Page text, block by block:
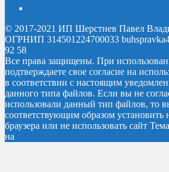
© 2017-2021 ИП Шерстнев Павел
ОГРНИП 314501224700033
92 58
Все права защищены. При
подтверждаете свое согласие на
в соответствии с настоящим
данного типа файлов. Если вы не
использовали данный тип файлов, то
соответствующим образом установить
браузера или не использовать сайт
на